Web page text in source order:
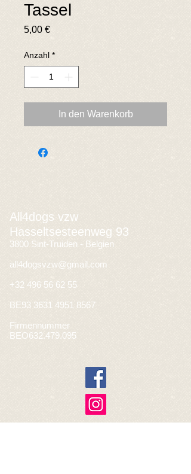
Tassel
5,00 €Preis
Anzahl *
In den Warenkorb
All4dogs vzw
Hasseltsesteenweg 93
3800 Sint-Truiden - Belgien
all4dogsvzw@gmail.com
+32 496 56 62 55
BE93 3631 4951 8567
Firmennummer
BEO632.479.095